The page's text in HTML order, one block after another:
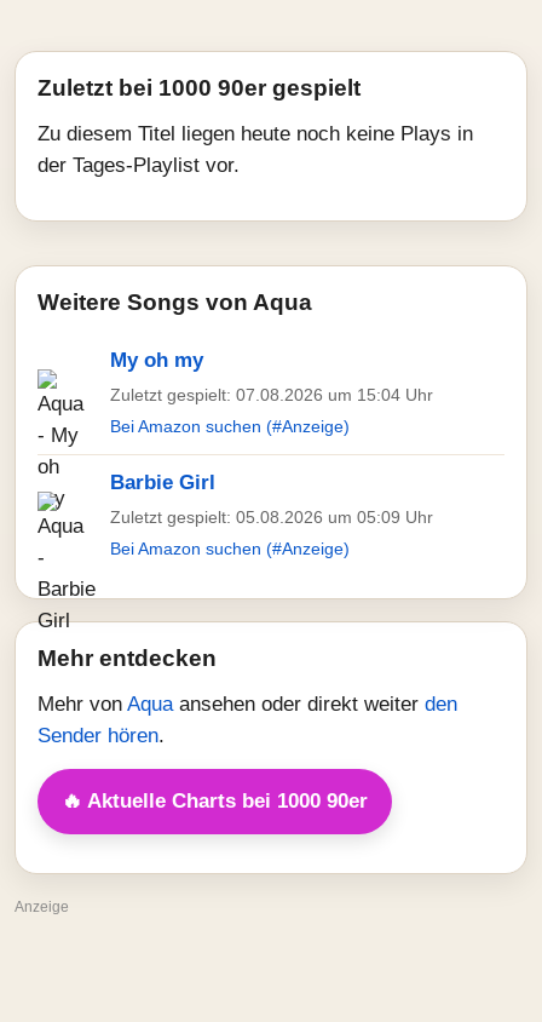
Zuletzt bei 1000 90er gespielt
Zu diesem Titel liegen heute noch keine Plays in
der Tages-Playlist vor.
Weitere Songs von Aqua
My oh my
Zuletzt gespielt: 07.08.2026 um 15:04 Uhr
Bei Amazon suchen (#Anzeige)
Barbie Girl
Zuletzt gespielt: 05.08.2026 um 05:09 Uhr
Bei Amazon suchen (#Anzeige)
Mehr entdecken
Mehr von Aqua ansehen oder direkt weiter den
Sender hören.
🔥 Aktuelle Charts bei 1000 90er
Anzeige